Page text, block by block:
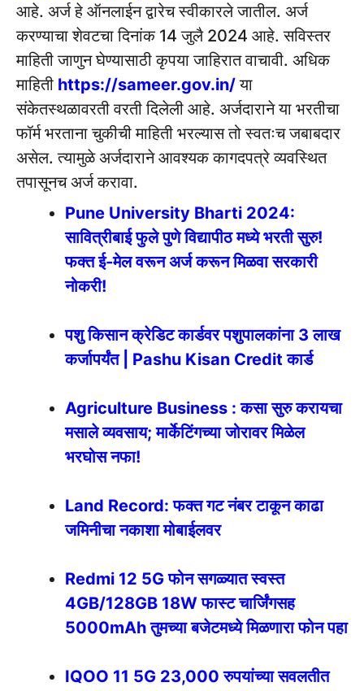
आहे. अर्ज हे ऑनलाईन द्वारेच स्वीकारले जातील. अर्ज
करण्याचा शेवटचा दिनांक 14 जुलै 2024 आहे. सविस्तर
माहिती जाणुन घेण्यासाठी कृपया जाहिरात वाचावी. अधिक
माहिती https://sameer.gov.in/या
संकेतस्थळावरती वरती दिलेली आहे. अर्जदाराने या भरतीचा
फॉर्म भरताना चुकीची माहिती भरल्यास तो स्वतःच जबाबदार
असेल. त्यामुळे अर्जदाराने आवश्यक कागदपत्रे व्यवस्थित
तपासूनच अर्ज करावा.
Pune University Bharti 2024:
सावित्रीबाई फुले पुणे विद्यापीठ मध्ये भरती सुरु!
फक्त ई-मेल वरून अर्ज करून मिळवा सरकारी
नोकरी!
पशु किसान क्रेडिट कार्डवर पशुपालकांना 3 लाख
कर्जापर्यंत | Pashu Kisan Credit कार्ड
Agriculture Business : कसा सुरु करायचा
मसाले व्यवसाय; मार्केटिंगच्या जोरावर मिळेल
भरघोस नफा!
Land Record: फक्त गट नंबर टाकून काढा
जमिनीचा नकाशा मोबाईलवर
Redmi 12 5G फोन सगळ्यात स्वस्त
4GB/128GB 18W फास्ट चार्जिंगसह
5000mAh तुमच्या बजेटमध्ये मिळणारा फोन पहा
IQOO 11 5G 23,000 रुपयांच्या सवलतीत